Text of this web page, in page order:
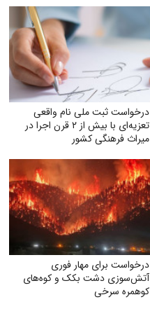
درخواست ثبت ملی نام واقعی
تعزیه‌ای با بیش از ۲ قرن اجرا در
میراث فرهنگی کشور
درخواست برای مهار فوری
آتش‌سوزی دشت بکک و کوه‌های
کوهمره‌ سرخی